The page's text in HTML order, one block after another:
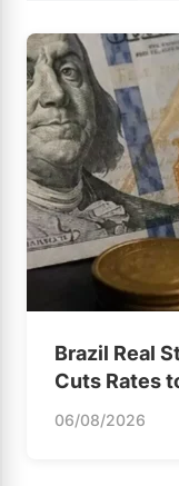
Brazil Real
Cuts Rates
06/08/2026